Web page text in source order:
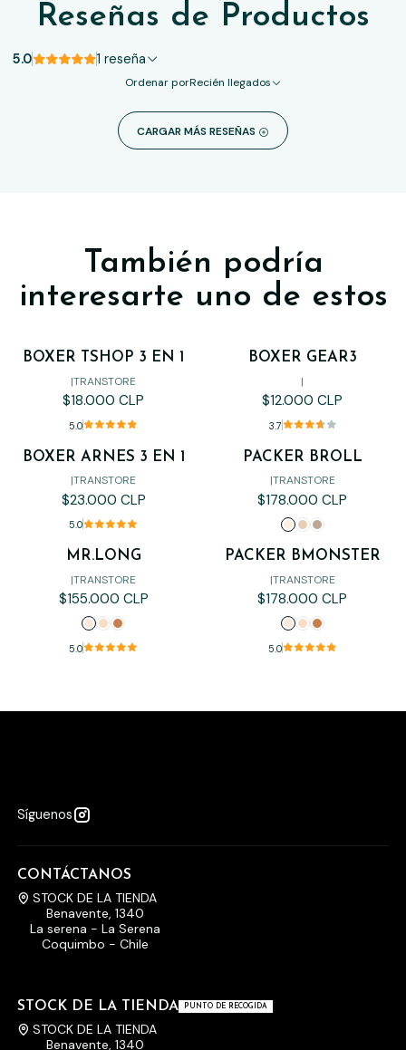
Reseñas de Productos
5.0 1 reseña
Ordenar porRecién llegados
CARGAR MÁS RESEÑAS
También podría
interesarte uno de estos
BOXER TSHOP 3 EN 1
|TRANSTORE
$18.000 CLP
5.0
BOXER GEAR3
|
$12.000 CLP
3.7
BOXER ARNES 3 EN 1
|TRANSTORE
$23.000 CLP
5.0
PACKER BROLL
|TRANSTORE
$178.000 CLP
MR.LONG
|TRANSTORE
$155.000 CLP
5.0
PACKER BMONSTER
|TRANSTORE
$178.000 CLP
5.0
Síguenos
CONTÁCTANOS
STOCK DE LA TIENDA
Benavente, 1340
La serena - La Serena
Coquimbo - Chile
STOCK DE LA TIENDA PUNTO DE RECOGIDA
STOCK DE LA TIENDA
Benavente, 1340